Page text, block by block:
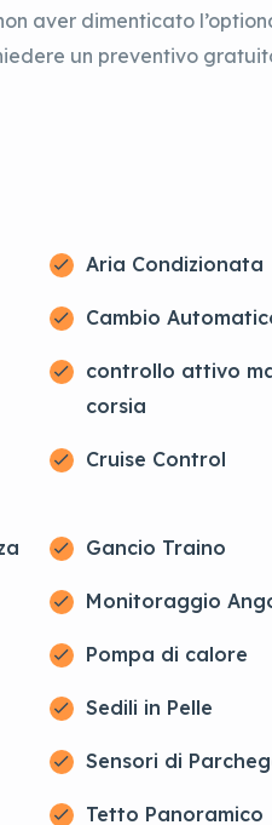
aver dimenticato
un preventivo
Aria Condizionata
Cambio
controllo attivo
corsia
Cruise Control
Gancio Traino
Monitoraggio
Pompa di calore
Sedili in Pelle
Sensori di
Tetto Panoramico